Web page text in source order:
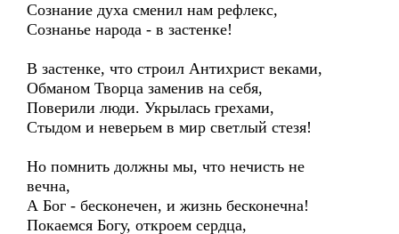
Сознание духа сменил нам рефлекс,
Сознанье народа - в застенке!
В застенке, что строил Антихрист веками,
Обманом Творца заменив на себя,
Поверили люди. Укрылась грехами,
Стыдом и неверьем в мир светлый стезя!
Но помнить должны мы, что нечисть не
вечна,
А Бог - бесконечен, и жизнь бесконечна!
Покаемся Богу, откроем сердца,